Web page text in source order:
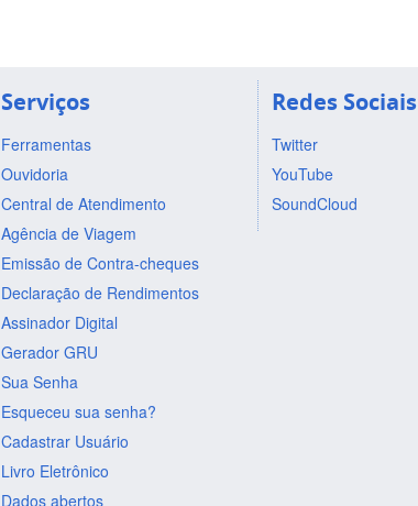
Serviços
Ferramentas
Ouvidoria
Central de Atendimento
Agência de Viagem
Emissão de Contra-cheques
Declaração de Rendimentos
Assinador Digital
Gerador GRU
Sua Senha
Esqueceu sua senha?
Cadastrar Usuário
Livro Eletrônico
Dados abertos
Redes Sociais
Twitter
YouTube
SoundCloud